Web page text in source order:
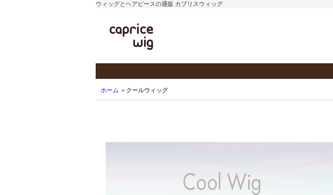
ウィッグとヘアピースの通販 カプリスウィッグ
ホーム ＞クールウィッグ